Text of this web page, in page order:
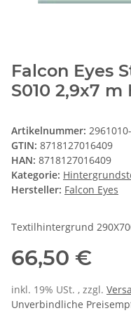
Falcon Eyes
S010 2,9x7
Artikelnummer:
GTIN: 8718127016409
HAN: 8718127016409
Kategorie:
Hersteller: Falcon Eyes
Textilhintergrund
66,50 €
inkl. 19% USt. , zzgl.
Unverbindliche